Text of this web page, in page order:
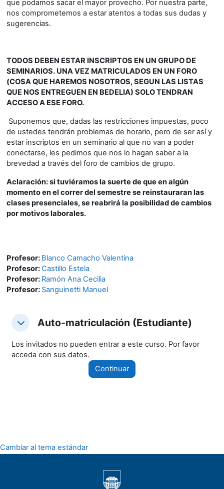
que podamos sacar el mayor provecho. Por nuestra parte,
nos comprometemos a estar atentos a todas sus dudas y
sugerencias.
TODOS DEBEN ESTAR INSCRIPTOS EN UN GRUPO DE
SEMINARIOS. UNA VEZ MATRICULADOS EN UN FORO
(COSA QUE HAREMOS NOSOTROS, SEGUN LAS LISTAS
QUE NOS ENTREGUEN EN BEDELIA) SOLO TENDRAN
ACCESO A ESE FORO.
Suponemos que, dadas las restricciones impuestas, poco
de ustedes tendrán problemas de horario, pero de ser así y
estar inscriptos en un seminario al que no van a poder
conectarse, les pedimos que nos lo hagan saber a la
brevedad a través del foro de cambios de grupo.
Aclaración: si tuviéramos la suerte de que en algún
momento en el correr del semestre se reinstauraran las
clases presenciales, se reabrirá la posibilidad de cambios
por motivos laborales.
Profesor: Blanco Camacho Valentina
Profesor:Castillo Estela
Profesor: Ramón Ana Cecilia
Profesor: Sanguinetti Manuel
Auto-matriculación (Estudiante)
Auto-matriculación (Estudiante)
Auto-matriculación (Estudiante)
Los invitados no pueden entrar a este curso. Por favor
acceda con sus datos.
Continuar
Cambiar al tema estándar